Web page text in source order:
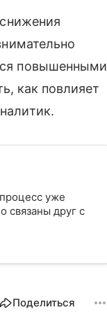
повышенными
как повлияет
уже
связаны друг с
Поделиться